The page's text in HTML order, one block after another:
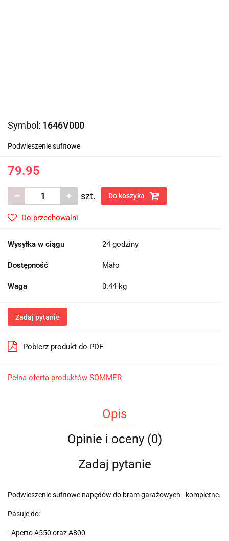
Symbol: 1646V000
Podwieszenie sufitowe
79.95
szt. Do koszyka
Do przechowalni
Wysyłka w ciągu 24 godziny
Dostępność Mało
Waga 0.44 kg
Zadaj pytanie
Pobierz produkt do PDF
Pełna oferta produktów SOMMER
Opis
Opinie i oceny (0)
Zadaj pytanie
Podwieszenie sufitowe napędów do bram garażowych - kompletne.
Pasuje do:
- Aperto A550 oraz A800